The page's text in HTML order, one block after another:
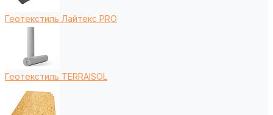
Геотекстиль Лайтекс PRO
Геотекстиль TERRAISOL